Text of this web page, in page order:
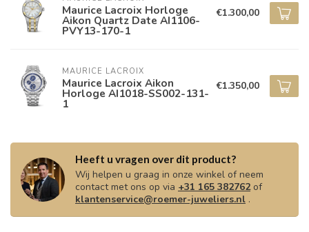
Maurice Lacroix Horloge
Aikon Quartz Date AI1106-
PVY13-170-1
€1.300,00
MAURICE LACROIX
Maurice Lacroix Aikon
Horloge AI1018-SS002-131-
1
€1.350,00
Heeft u vragen over dit product?
Wij helpen u graag in onze winkel of neem
contact met ons op via +31 165 382762of
klantenservice@roemer-juweliers.nl .